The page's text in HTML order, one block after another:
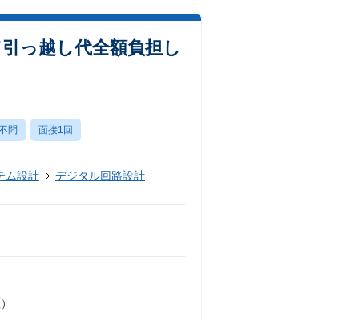
っ越し代全額負担し
問 面接1回
ム設計 デジタル回路設計